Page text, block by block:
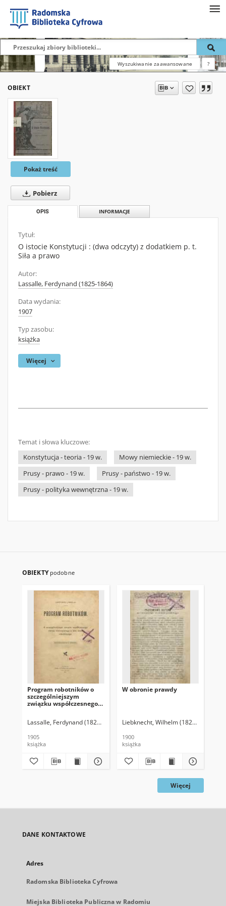
Wyszukiwanie zaawansowane ?
OBIEKT
Pokaż treść
Pobierz
OPIS INFORMACJE
Tytuł:
O istocie Konstytucji : (dwa odczyty) z dodatkiem p. t.
Siła a prawo
Autor:
Lassalle, Ferdynand (1825-1864)
Data wydania:
1907
Typ zasobu:
książka
Więcej
Temat i słowa kluczowe:
Konstytucja - teoria - 19 w.
Mowy niemieckie - 19 w.
Prusy - prawo - 19 w.
Prusy - państwo - 19 w.
Prusy - polityka wewnętrzna - 19 w.
OBIEKTY podobne
Program robotników o
szczególniejszym
związku współczesnego
Lassalle, Ferdynand (1825-1864) Kucharski, Stanislaw. Wyd.
1905
książka
W obronie prawdy
Liebknecht, Wilhelm (1826-1900)
1900
książka
Więcej
DANE KONTAKTOWE
Adres
Radomska Biblioteka Cyfrowa
Miejska Biblioteka Publiczna w Radomiu